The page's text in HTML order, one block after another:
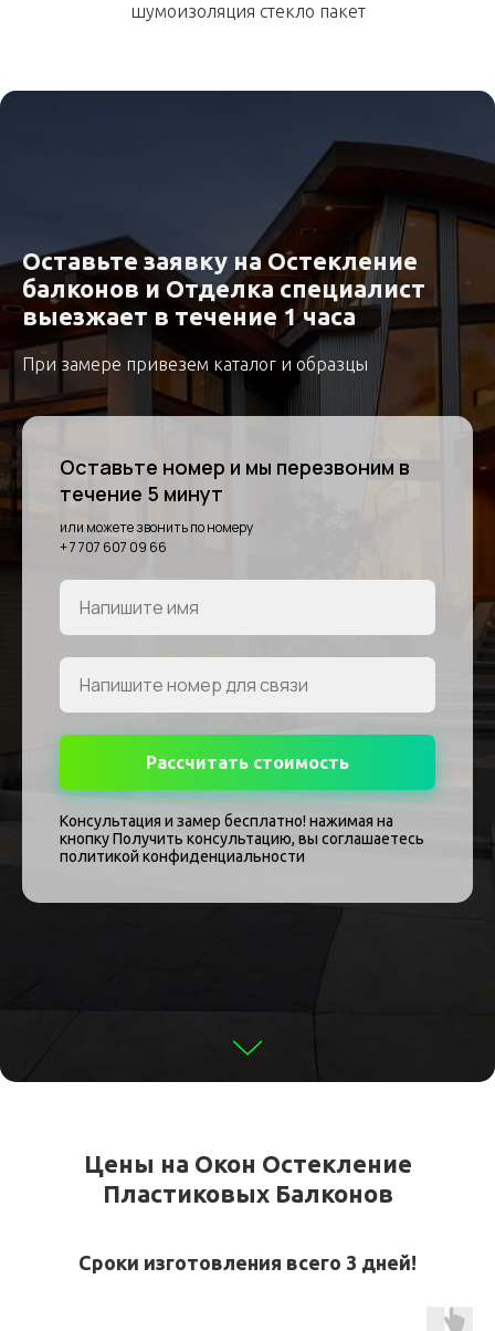
шумоизоляция стекло пакет
Оставьте заявку наОстекление
балконов и Отделка специалист
выезжает в течение 1 часа
При замере привезем каталог и образцы
Оставьте номер и мы перезвоним в
течение 5 минут
или можете звонить по номеру
+ 7 707 607 09 66
Рассчитать стоимость
Консультация и замер бесплатно! нажимая на
кнопку Получить консультацию, вы соглашаетесь
политикой конфиденциальности
Цены на Окон Остекление
Пластиковых Балконов
Сроки изготовления всего 3 дней!